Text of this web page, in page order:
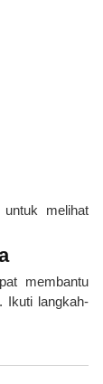
untuk melihat
membantu
Ikuti langkah-